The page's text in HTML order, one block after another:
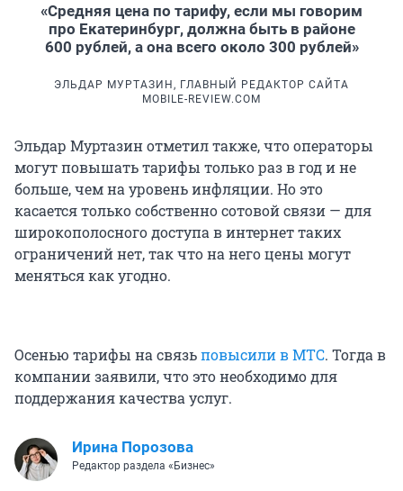
«Средняя цена по тарифу, если мы говорим
про Екатеринбург, должна быть в районе
600 рублей, а она всего около 300 рублей»
ЭЛЬДАР МУРТАЗИН, ГЛАВНЫЙ РЕДАКТОР САЙТА
MOBILE-REVIEW.COM
Эльдар Муртазин отметил также, что операторы
могут повышать тарифы только раз в год и не
больше, чем на уровень инфляции. Но это
касается только собственно сотовой связи — для
широкополосного доступа в интернет таких
ограничений нет, так что на него цены могут
меняться как угодно.
Осенью тарифы на связьповысили в МТС. Тогда в
компании заявили, что это необходимо для
поддержания качества услуг.
Ирина Порозова
Редактор раздела «Бизнес»